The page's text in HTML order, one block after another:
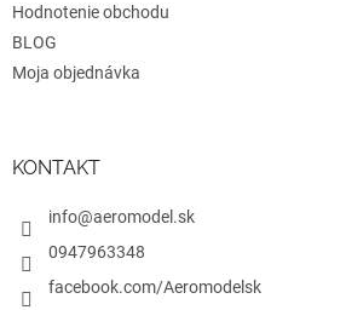
Hodnotenie obchodu
BLOG
Moja objednávka
KONTAKT
info@aeromodel.sk
0947963348
facebook.com/Aeromodelsk